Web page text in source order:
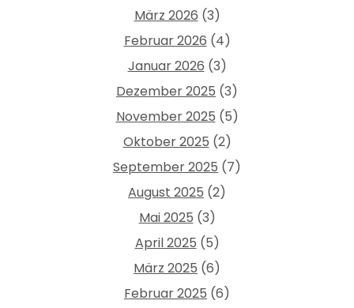
März 2026 (3)
Februar 2026 (4)
Januar 2026 (3)
Dezember 2025 (3)
November 2025 (5)
Oktober 2025 (2)
September 2025 (7)
August 2025 (2)
Mai 2025 (3)
April 2025 (5)
März 2025 (6)
Februar 2025 (6)